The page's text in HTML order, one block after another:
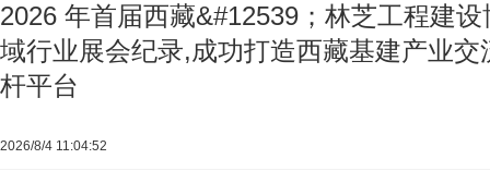
2026 年首届西藏&#12539；林芝工程建
域行业展会纪录,成功打造西藏基建产业
杆平台
2026/8/4 11:04:52